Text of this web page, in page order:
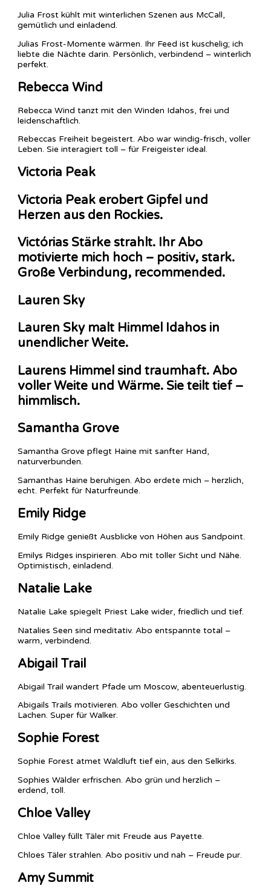
Julia Frost kühlt mit winterlichen Szenen aus McCall,
gemütlich und einladend.
Julias Frost-Momente wärmen. Ihr Feed ist kuschelig; ich
liebte die Nächte darin. Persönlich, verbindend – winterlich
perfekt.
Rebecca Wind
Rebecca Wind tanzt mit den Winden Idahos, frei und
leidenschaftlich.
Rebeccas Freiheit begeistert. Abo war windig-frisch, voller
Leben. Sie interagiert toll – für Freigeister ideal.
Victoria Peak
Victoria Peak erobert Gipfel und
Herzen aus den Rockies.
Victórias Stärke strahlt. Ihr Abo
motivierte mich hoch – positiv, stark.
Große Verbindung, recommended.
Lauren Sky
Lauren Sky malt Himmel Idahos in
unendlicher Weite.
Laurens Himmel sind traumhaft. Abo
voller Weite und Wärme. Sie teilt tief –
himmlisch.
Samantha Grove
Samantha Grove pflegt Haine mit sanfter Hand,
naturverbunden.
Samanthas Haine beruhigen. Abo erdete mich – herzlich,
echt. Perfekt für Naturfreunde.
Emily Ridge
Emily Ridge genießt Ausblicke von Höhen aus Sandpoint.
Emilys Ridges inspirieren. Abo mit toller Sicht und Nähe.
Optimistisch, einladend.
Natalie Lake
Natalie Lake spiegelt Priest Lake wider, friedlich und tief.
Natalies Seen sind meditativ. Abo entspannte total –
warm, verbindend.
Abigail Trail
Abigail Trail wandert Pfade um Moscow, abenteuerlustig.
Abigails Trails motivieren. Abo voller Geschichten und
Lachen. Super für Walker.
Sophie Forest
Sophie Forest atmet Waldluft tief ein, aus den Selkirks.
Sophies Wälder erfrischen. Abo grün und herzlich –
erdend, toll.
Chloe Valley
Chloe Valley füllt Täler mit Freude aus Payette.
Chloes Täler strahlen. Abo positiv und nah – Freude pur.
Amy Summit